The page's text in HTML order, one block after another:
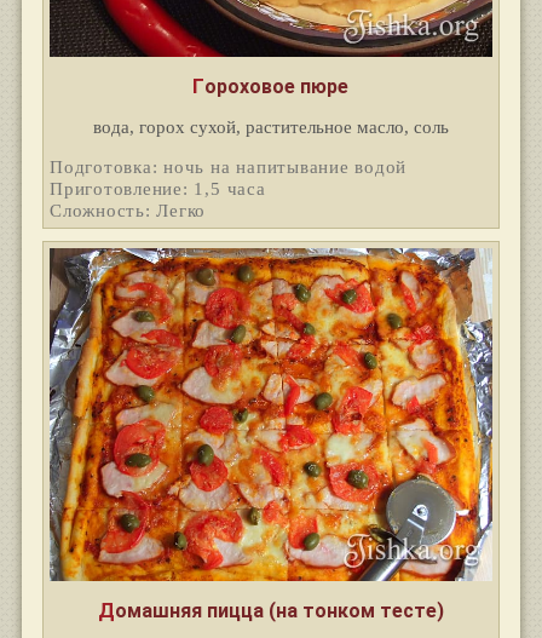
Гороховое пюре
вода, горох сухой, растительное масло, соль
Подготовка: ночь на напитывание водой
Приготовление: 1,5 часа
Сложность: Легко
Домашняя пицца (на тонком тесте)